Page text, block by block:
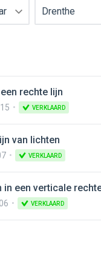
Drenthe
rechte lijn
VERKLAARD
van lichten
VERKLAARD
in een verticale
VERKLAARD